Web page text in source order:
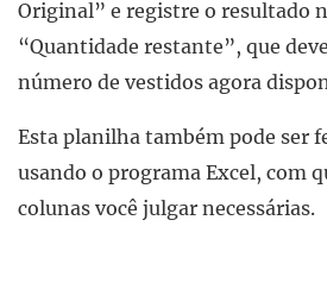
Original” e registre o resultado
“Quantidade restante”, que
número de vestidos agora
Esta planilha também pode ser
usando o programa Excel, com
colunas você julgar necessárias.